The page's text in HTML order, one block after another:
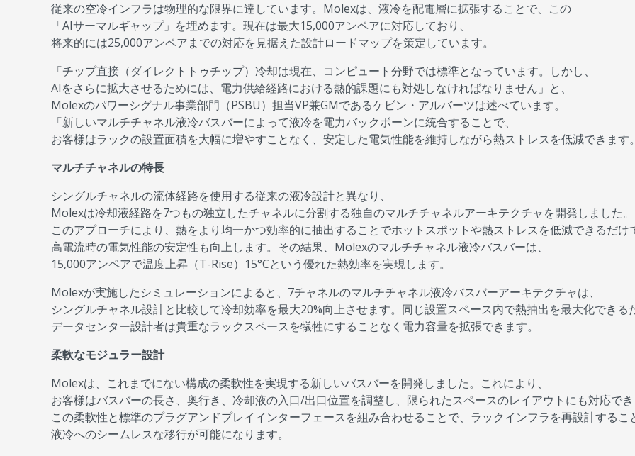
従来の空冷インフラは物理的な限界に達しています。Molexは、液冷を配電層に拡張することで、この
「AIサーマルギャップ」を埋めます。現在は最大15,000アンペアに対応しており、
将来的には25,000アンペアまでの対応を見据えた設計ロードマップを策定しています。
「チップ直接（ダイレクトトゥチップ）冷却は現在、コンピュート分野では標準となっています。しかし、
AIをさらに拡大させるためには、電力供給経路における熱的課題にも対処しなければなりません」と、
Molexのパワーシグナル事業部門（PSBU）担当VP兼GMであるケビン・アルバーツは述べています。
「新しいマルチチャネル液冷バスバーによって液冷を電力バックボーンに統合することで、
お客様はラックの設置面積を大幅に増やすことなく、安定した電気性能を維持しながら熱ストレスを低減できます
マルチチャネルの特長
シングルチャネルの流体経路を使用する従来の液冷設計と異なり、
Molexは冷却液経路を7つもの独立したチャネルに分割する独自のマルチチャネルアーキテクチャを開発しました。
このアプローチにより、熱をより均一かつ効率的に抽出することでホットスポットや熱ストレスを低減できるだけ
高電流時の電気性能の安定性も向上します。その結果、Molexのマルチチャネル液冷バスバーは、
15,000アンペアで温度上昇（T-Rise）15°Cという優れた熱効率を実現します。
Molexが実施したシミュレーションによると、7チャネルのマルチチャネル液冷バスバーアーキテクチャは、
シングルチャネル設計と比較して冷却効率を最大20%向上させます。同じ設置スペース内で熱抽出を最大化できる
データセンター設計者は貴重なラックスペースを犠牲にすることなく電力容量を拡張できます。
柔軟なモジュラー設計
Molexは、これまでにない構成の柔軟性を実現する新しいバスバーを開発しました。これにより、
お客様はバスバーの長さ、奥行き、冷却液の入口/出口位置を調整し、限られたスペースのレイアウトにも対応でき
この柔軟性と標準のプラグアンドプレイインターフェースを組み合わせることで、ラックインフラを再設計するこ
液冷へのシームレスな移行が可能になります。